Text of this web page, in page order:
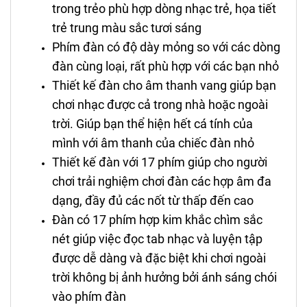
trong trẻo phù hợp dòng nhạc trẻ, họa tiết
trẻ trung màu sắc tươi sáng
Phím đàn có độ dày mỏng so với các dòng
đàn cùng loại, rất phù hợp với các bạn nhỏ
Thiết kế đàn cho âm thanh vang giúp bạn
chơi nhạc được cả trong nhà hoặc ngoài
trời. Giúp bạn thể hiện hết cá tính của
mình với âm thanh của chiếc đàn nhỏ
Thiết kế đàn với 17 phím giúp cho người
chơi trải nghiệm chơi đàn các hợp âm đa
dạng, đầy đủ các nốt từ thấp đến cao
Đàn có 17 phím hợp kim khắc chìm sắc
nét giúp việc đọc tab nhạc và luyện tập
được dễ dàng và đặc biệt khi chơi ngoài
trời không bị ảnh hưởng bởi ánh sáng chói
vào phím đàn